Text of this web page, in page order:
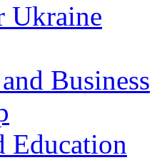
Ukraine
Business
Education